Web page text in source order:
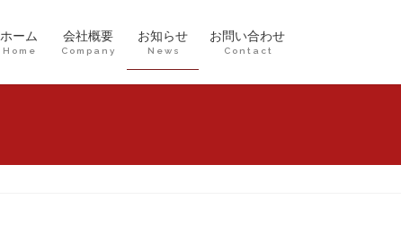
ホーム
Home
会社概要
Company
お知らせ
News
お問い合わせ
Contact